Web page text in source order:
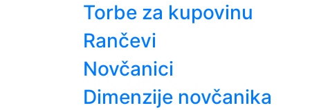
Torbe za kupovinu
Rančevi
Novčanici
Dimenzije novčanika